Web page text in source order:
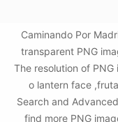
Caminando Por
transparent PNG
The resolution of
o lantern face
Search and
find more PNG